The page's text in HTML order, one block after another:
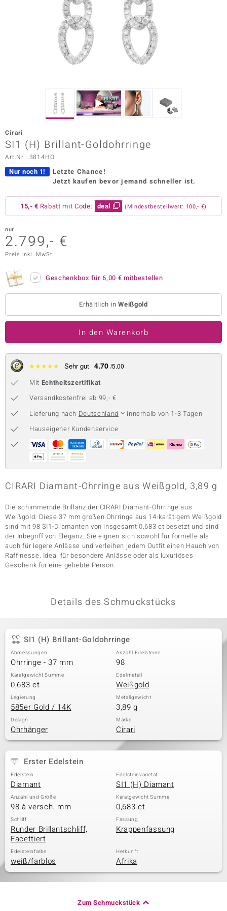
Vogue
Paraíso
BY DE MELO
Collection
Classics
Cirari
SI1 (H) Brillant-Goldohrringe
Art.Nr.: 3814HO
Nur noch 1!
Letzte Chance!
Jetzt kaufen bevor jemand schneller ist.
15,- € Rabatt mit Code: deal (Mindestbestellwert: 100,- €)
nur
2.799,- €
Preis inkl. MwSt.
Geschenkbox für6,00 € mitbestellen
Erhältlich inWeißgold
In den Warenkorb
★★★★★ Sehr gut 4.70 /5.00
Mit Echtheitszertifikat
Versandkostenfrei ab 99,- €
Lieferung nach Deutschland
innerhalb von 1-3 Tagen
Hauseigener Kundenservice
CIRARI Diamant-Ohrringe aus Weißgold, 3,89 g
Die schimmernde Brillanz der CIRARI Diamant-Ohrringe aus
Weißgold. Diese 37 mm großen Ohrringe aus 14-karätigem Weißgold
sind mit 98 SI1-Diamanten von insgesamt 0,683 ct besetzt und sind
der Inbegriff von Eleganz. Sie eignen sich sowohl für formelle als
auch für legere Anlässe und verleihen jedem Outfit einen Hauch von
Raffinesse. Ideal für besondere Anlässe oder als luxuriöses
Geschenk für eine geliebte Person.
Details des Schmuckstücks
SI1 (H) Brillant-Goldohrringe
Abmessungen
Ohrringe - 37 mm
Anzahl Edelsteine
98
Karatgewicht Summe
0,683 ct
Edelmetall
Weißgold
Legierung
585er Gold / 14K
Metallgewicht
3,89 g
Design
Ohrhänger
Marke
Cirari
Erster Edelstein
Edelstein
Diamant
Edelsteinvarietät
SI1 (H) Diamant
Anzahl und Größe
98 à versch. mm
Karatgewicht Summe
0,683 ct
Schliff
Runder Brillantschliff,
Facettiert
Fassung
Krappenfassung
Edelsteinfarbe
weiß/farblos
Herkunft
Afrika
Zum Schmuckstück